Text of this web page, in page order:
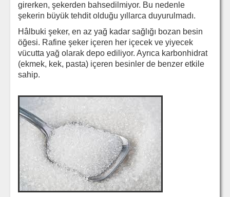
girerken, şekerden bahsedilmiyor. Bu nedenle
şekerin büyük tehdit olduğu yıllarca duyurulmadı.
Hâlbuki şeker, en az yağ kadar sağlığı bozan besin
öğesi. Rafine şeker içeren her içecek ve yiyecek
vücutta yağ olarak depo ediliyor. Ayrıca karbonhidrat
(ekmek, kek, pasta) içeren besinler de benzer etkile
sahip.